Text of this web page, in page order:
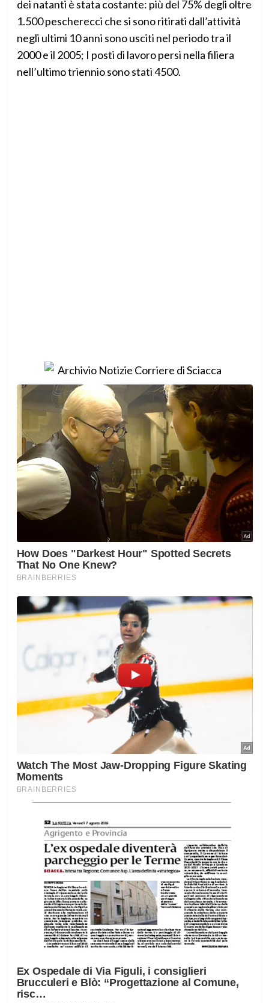
dei natanti è stata costante: più del 75% degli oltre
1.500 pescherecci che si sono ritirati dall’attività
negli ultimi 10 anni sono usciti nel periodo tra il
2000 e il 2005; I posti di lavoro persi nella filiera
nell’ultimo triennio sono stati 4500.